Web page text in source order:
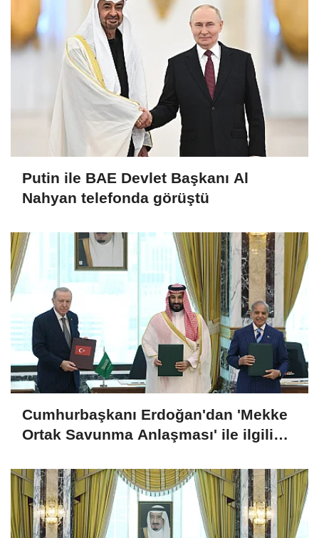
Putin ile BAE Devlet Başkanı Al
Nahyan telefonda görüştü
Cumhurbaşkanı Erdoğan'dan 'Mekke
Ortak Savunma Anlaşması' ile ilgili